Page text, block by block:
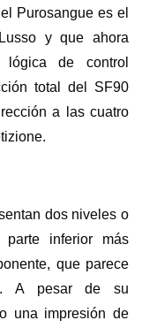
Purosangue es el
y que ahora
de control
total del SF90
a las cuatro
dos niveles o
parte inferior más
que parece
A pesar de su
una impresión de